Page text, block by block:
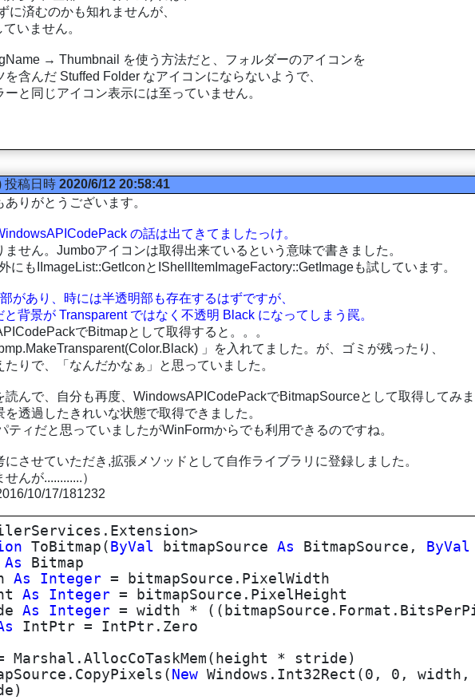
に済むのかも知れませんが、
いません。
→ Thumbnail を使う方法だと、フォルダーのアイコンを
含んだ Stuffed Folder なアイコンにならないようで、
と同じアイコン表示には至っていません。
投稿日時 2020/6/12 20:58:41
りがとうございます。
の話は出てきてましたっけ。
せん。Jumboアイコンは取得出来ているという意味で書きました。
にもIImageList::GetIconとIShellItemImageFactory::GetImageも試しています。
があり、時には半透明部も存在するはずですが、
背景が Transparent ではなく不透明 Black になってしまう罠。
でBitmapとして取得すると。。。
」を入れてました。が、ゴミが残ったり、
りで、「なんだかなぁ」と思っていました。
読んで、自分も再度、WindowsAPICodePackでBitmapSourceとして取得してみ
透過したきれいな状態で取得できました。
ティだと思っていましたがWinFormからでも利用できるのですね。
させていただき,拡張メソッドとして自作ライブラリに登録しました。
んが............）
10/17/181232
ToBitmap( ByVal bitmapSourceAs BitmapSource, ByVal
As
Bitmap
As Integer = bitmapSource.PixelWidth
As Integer = bitmapSource.PixelHeight
As Integer = width *
IntPtr = IntPtr.Zero
* stride)
New Windows.Int32Rect(0, 0,